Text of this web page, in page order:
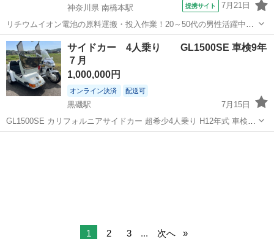
神奈川県 南橋本駅
提携サイト 7月21日
リチウムイオン電池の原料運搬・投入作業！20～50代の男性活躍中★
ワンルーム寮完備！赴任旅費会社負担！年間休日130日★フォークリフ
ト免許お持ちの方、活躍中！就業先食堂利用可★《神奈川県相模原
市》 人気の工場のお仕事 ◇電...
神奈川 相模原市 南橋本駅 その他
サイドカー 4人乗り GL1500SE 車検9年
７月
1,000,000円
オンライン決済 配送可
黒磯駅
7月15日
GL1500SE カリフォルニアサイドカー 超希少4人乗り H12年式 車検9
年７月 50000キロ バックギア ETC クルーズコントロール バッテリー
1 2 3 ... 次へ